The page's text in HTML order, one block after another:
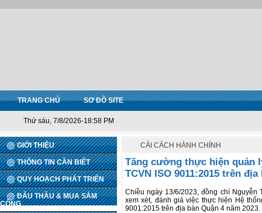
TRANG CHỦ SƠ ĐỒ SITE
Thứ sáu, 7/8/2026-18:58 PM
GIỚI THIỆU
THÔNG TIN CẦN BIẾT
QUY HOẠCH PHÁT TRIỂN
ĐẤU THẦU & MUA SẮM
CÔNG
CẢI CÁCH HÀNH CHÍNH
Tăng cường thực hiện quản
TCVN ISO 9011:2015 trên địa
Chiều ngày 13/6/2023, đồng chí Nguyễn
xem xét, đánh giá việc thực hiện Hệ
9001:2015 trên địa bàn Quận 4 năm